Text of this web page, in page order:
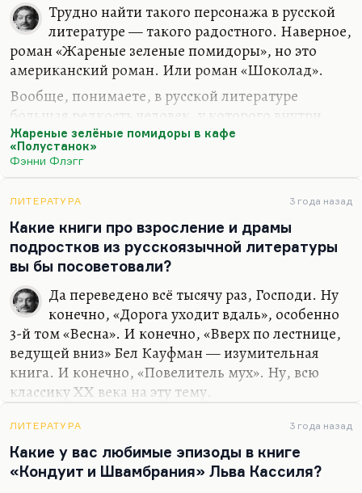
Трудно найти такого персонажа в русской
литературе — такого радостного. Наверное,
роман «Жареные зеленые помидоры», но это
американский роман. Или роман «Шоколад».
Вообще, понимаете, в русской литературе
большая редкость человек, у которого внутри
драма, грызущий его, условно говоря,
спартанский лисенок, как с этим мальчиком
и радостен — такой Муций Сцевола, который
огонь. Я не очень могу себе представить веселого,
жизнерадостного российского человека. Разве
что, может быть, Сашенька Яновская из трилогии
Бруштейн. А так большая редкость.
Жареные зелёные помидоры в кафе
«Полустанок»
Фэнни Флэгг
ЛИТЕРАТУРА 3 года назад
Какие книги про взросление и драмы
подростков из русскоязычной литературы
вы бы посоветовали?
Да переведено всё тысячу раз, Господи. Ну
конечно, «Дорога уходит вдаль», особенно
3-й том «Весна». И конечно, «Вверх по лестнице,
ведущей вниз» Бел Кауфман — изумительная
книга. И конечно, «Повелитель мух». Ну, всю
классику ХХ века на эту тему.
Наверное, о подростковой любви лучшее, что
написано в России — «Дикая собака динго». Это
удивительно тонкая и точная книга.
Поразительно, как она вообще была написана в
ЛИТЕРАТУРА 3 года назад
Какие у вас любимые эпизоды в книге
«Кондуит и Швамбрания» Льва Кассиля?